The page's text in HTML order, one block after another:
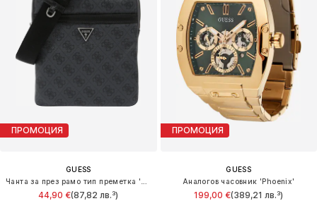
ПРОМОЦИЯ
GUESS
44,90 €(87,82 лв.³)
ПРОМОЦИЯ
GUESS
Аналогов часовник 'Phoenix'
199,00 €(389,21 лв.³)